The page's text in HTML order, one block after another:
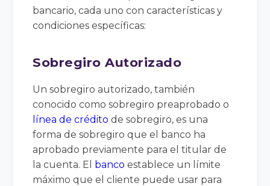
bancario, cada uno con características y
condiciones específicas:
Sobregiro Autorizado
Un sobregiro autorizado, también
conocido como sobregiro preaprobado o
línea de crédito de sobregiro, es una
forma de sobregiro que el banco ha
aprobado previamente para el titular de
la cuenta. El banco establece un límite
máximo que el cliente puede usar para